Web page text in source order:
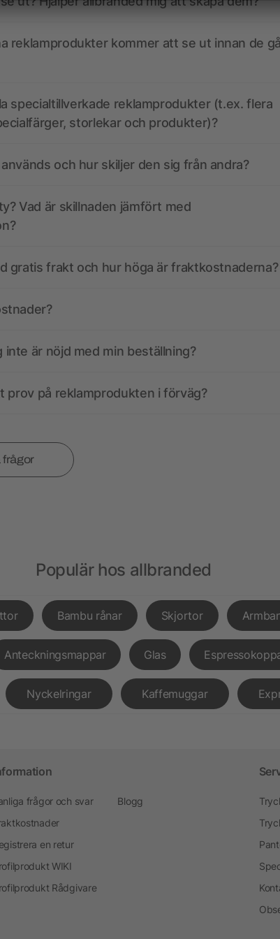
reklamprodukter kommer att se ut innan de
specialtillverkade reklamprodukter (t.ex. flera
storlekar och produkter)?
och hur skiljer den sig från andra?
Vad är skillnaden jämfört med
gratis frakt och hur höga är fraktkostnaderna?
inte är nöjd med min beställning?
prov på reklamprodukten i förväg?
frågor
Populär hos allbranded
Bambu rånar Skjortor
Anteckningsmappar Glas
Nyckelringar Kaffemuggar
frågor och svar
en retur
WIKI
Rådgivare
Blogg